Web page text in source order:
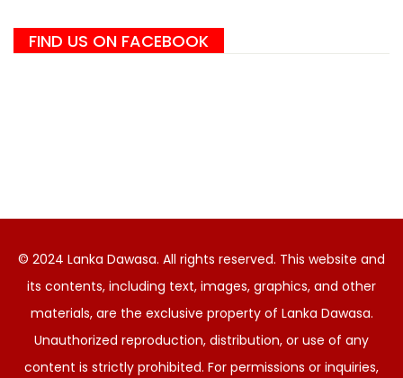
FIND US ON FACEBOOK
© 2024 Lanka Dawasa. All rights reserved. This website and
its contents, including text, images, graphics, and other
materials, are the exclusive property of Lanka Dawasa.
Unauthorized reproduction, distribution, or use of any
content is strictly prohibited. For permissions or inquiries,